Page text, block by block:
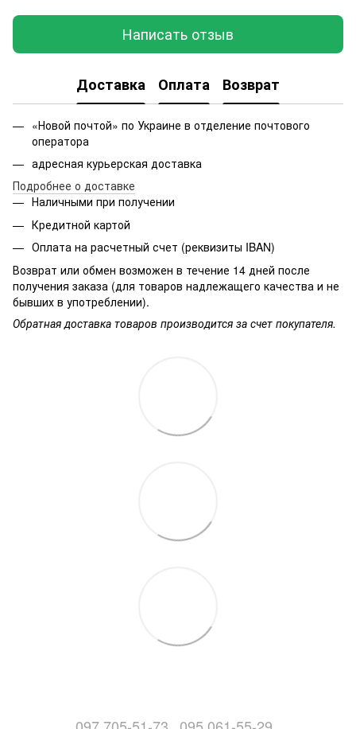
Написать отзыв
Доставка Оплата Возврат
«Новой почтой» по Украине в отделение почтового
оператора
адресная курьерская доставка
Подробнее о доставке
Наличными при получении
Кредитной картой
Оплата на расчетный счет (реквизиты IBAN)
Возврат или обмен возможен в течение 14 дней после
получения заказа (для товаров надлежащего качества и не
бывших в употреблении).
Обратная доставка товаров производится за счет покупателя.